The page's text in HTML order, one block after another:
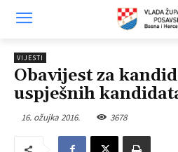
VIJESTI
Obavijest za
uspješnih
16. ožujka 2016. 3678